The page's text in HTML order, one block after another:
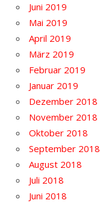
Juni 2019
Mai 2019
April 2019
März 2019
Februar 2019
Januar 2019
Dezember 2018
November 2018
Oktober 2018
September 2018
August 2018
Juli 2018
Juni 2018